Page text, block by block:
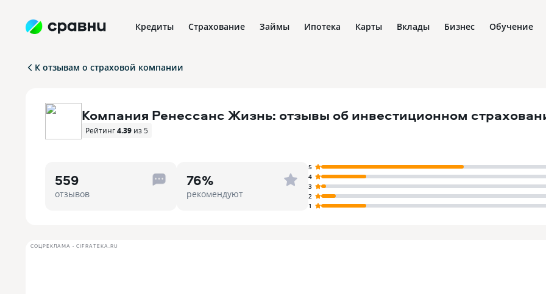
Кредиты Страхование Займы Ипотека Карты Вклады Бизнес Обучение
К отзывам о страховой компании
Компания Ренессанс Жизнь: отзывы об инвестиционном
Рейтинг4.39 из 5
559
отзывов
76%
рекомендуют
5
4
3
2
1
СОЦРЕКЛАМА • CIFRATEKA.RU